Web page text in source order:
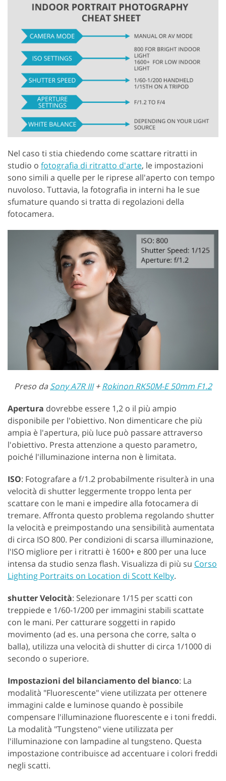
Nel caso ti stia chiedendo come scattare ritratti in
studio o fotografia di ritratto d'arte, le impostazioni
sono simili a quelle per le riprese all'aperto con tempo
nuvoloso. Tuttavia, la fotografia in interni ha le sue
sfumature quando si tratta di regolazioni della
fotocamera.
Preso daSony A7R III+Rokinon RK50M-E 50mm F1.2
Apertura dovrebbe essere 1,2 o il più ampio
disponibile per l'obiettivo. Non dimenticare che più
ampia è l'apertura, più luce può passare attraverso
l'obiettivo. Presta attenzione a questo parametro,
poiché l'illuminazione interna non è limitata.
ISO: Fotografare a f/1.2 probabilmente risulterà in una
velocità di shutter leggermente troppo lenta per
scattare con le mani e impedire alla fotocamera di
tremare. Affronta questo problema regolando shutter
la velocità e preimpostando una sensibilità aumentata
di circa ISO 800. Per condizioni di scarsa illuminazione,
l'ISO migliore per i ritratti è 1600+ e 800 per una luce
intensa da studio senza flash. Visualizza di più su Corso
Lighting Portraits on Location di Scott Kelby.
shutter Velocità: Selezionare 1/15 per scatti con
treppiede e 1/60-1/200 per immagini stabili scattate
con le mani. Per catturare soggetti in rapido
movimento (ad es. una persona che corre, salta o
balla), utilizza una velocità di shutter di circa 1/1000 di
secondo o superiore.
Impostazioni del bilanciamento del bianco: La
modalità "Fluorescente" viene utilizzata per ottenere
immagini calde e luminose quando è possibile
compensare l'illuminazione fluorescente e i toni freddi.
La modalità "Tungsteno" viene utilizzata per
l'illuminazione con lampadine al tungsteno. Questa
impostazione contribuisce ad accentuare i colori freddi
negli scatti.